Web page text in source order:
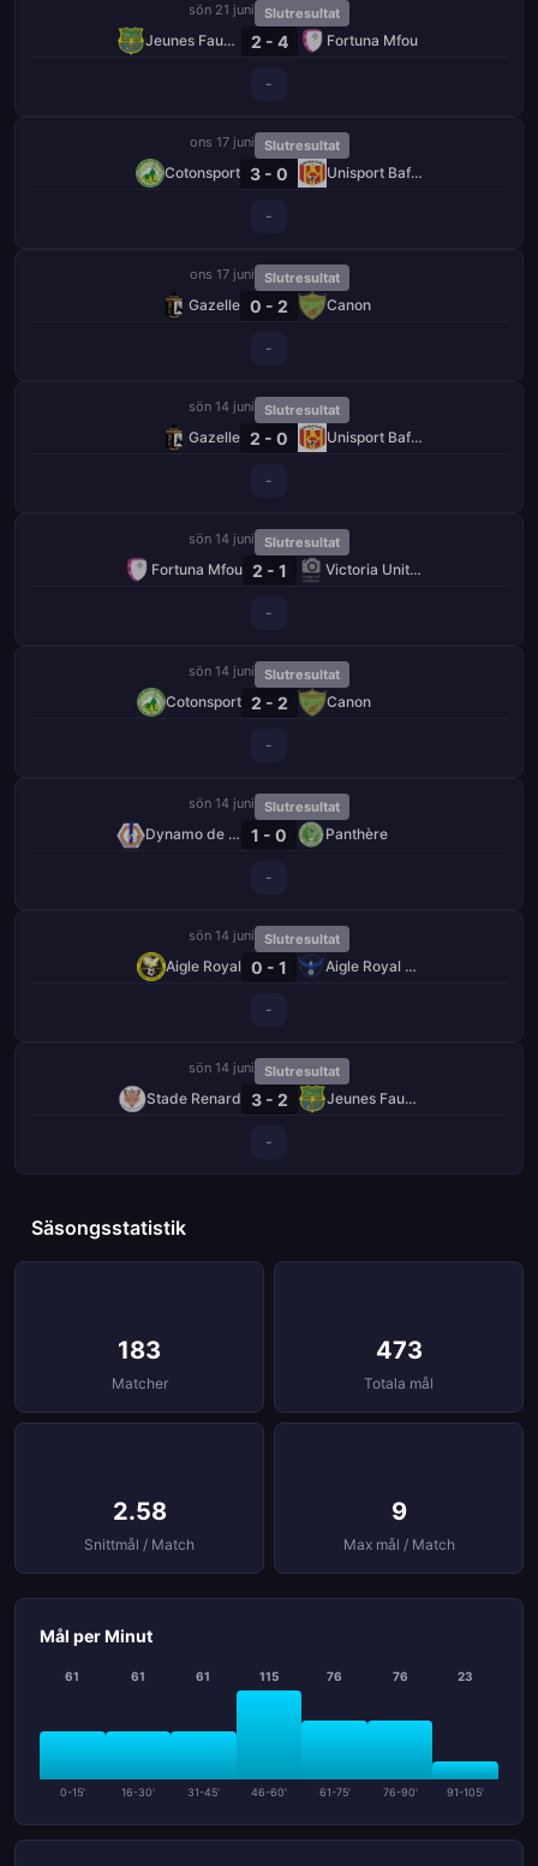
sön 21 juni Slutresultat
Jeunes Fauves 2 - 4 Fortuna Mfou
-
ons 17 juni Slutresultat
Cotonsport 3 - 0 Unisport Bafang
-
ons 17 juni Slutresultat
Gazelle 0 - 2 Canon
-
sön 14 juni Slutresultat
Gazelle 2 - 0 Unisport Bafang
-
sön 14 juni Slutresultat
Fortuna Mfou 2 - 1 Victoria United
-
sön 14 juni Slutresultat
Cotonsport 2 - 2 Canon
-
sön 14 juni Slutresultat
Dynamo de Douala 1 - 0 Panthère
-
sön 14 juni Slutresultat
Aigle Royal 0 - 1 Aigle Royal de Moungo
-
sön 14 juni Slutresultat
Stade Renard 3 - 2 Jeunes Fauves
-
Säsongsstatistik
183
Matcher
473
Totala mål
2.58
Snittmål / Match
9
Max mål / Match
Mål per Minut
61
0-15'
61
16-30'
61
31-45'
115
46-60'
76
61-75'
76
76-90'
23
91-105'